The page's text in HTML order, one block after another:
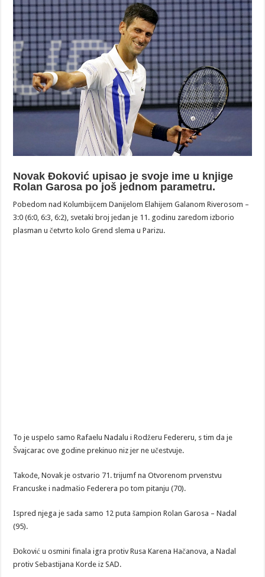
Novak Đoković upisao je svoje ime u knjige
Rolan Garosa po još jednom parametru.
Pobedom nad Kolumbijcem Danijelom Elahijem Galanom Riverosom –
3:0 (6:0, 6:3, 6:2), svetaki broj jedan je 11. godinu zaredom izborio
plasman u četvrto kolo Grend slema u Parizu.
To je uspelo samo Rafaelu Nadalu i Rodžeru Federeru, s tim da je
Švajcarac ove godine prekinuo niz jer ne učestvuje.
Takođe, Novak je ostvario 71. trijumf na Otvorenom prvenstvu
Francuske i nadmašio Federera po tom pitanju (70).
Ispred njega je sada samo 12 puta šampion Rolan Garosa – Nadal
(95).
Đoković u osmini finala igra protiv Rusa Karena Hačanova, a Nadal
protiv Sebastijana Korde iz SAD.